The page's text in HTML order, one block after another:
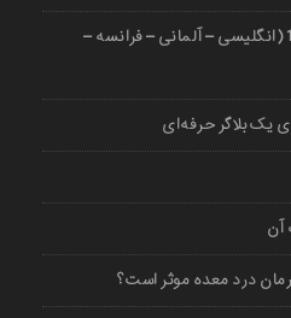
هزینه کلاس خصوصی زبان 1403 (انگلیسی – آلمانی – فرانسه –
یک بلاگر حرفه‌ای
درد معده موثر است؟